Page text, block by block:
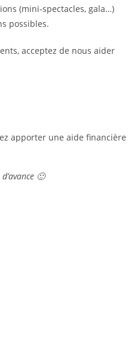
(mini-spectacles, gala…)
possibles.
acceptez de nous aider
apporter une aide financière
🙂